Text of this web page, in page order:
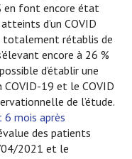
en font encore état
d’un COVID
totalement rétablis de
encore à 26 %
d’établir une
19 et le COVID
de l’étude.
6 mois après
des patients
2021 et le